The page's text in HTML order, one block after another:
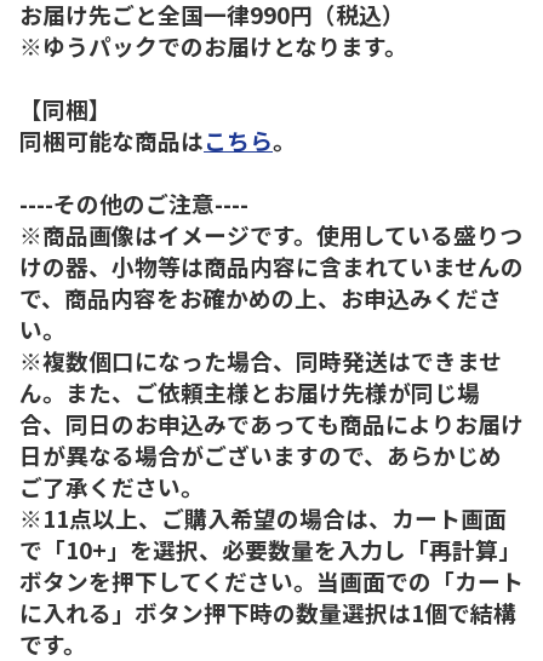
お届け先ごと全国一律990円（税込）
※ゆうパックでのお届けとなります。
【同梱】
同梱可能な商品はこちら。
----その他のご注意----
※商品画像はイメージです。使用している盛りつ
けの器、小物等は商品内容に含まれていませんの
で、商品内容をお確かめの上、お申込みくださ
い。
※複数個口になった場合、同時発送はできませ
ん。また、ご依頼主様とお届け先様が同じ場
合、同日のお申込みであっても商品によりお届け
日が異なる場合がございますので、あらかじめ
ご了承ください。
※11点以上、ご購入希望の場合は、カート画面
で「10+」を選択、必要数量を入力し「再計算」
ボタンを押下してください。当画面での「カート
に入れる」ボタン押下時の数量選択は1個で結構
です。